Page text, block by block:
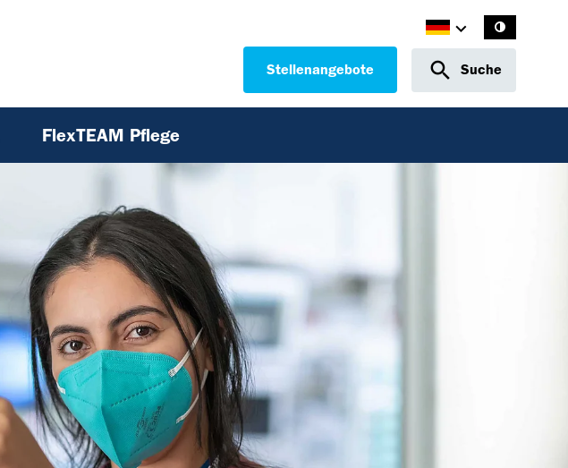
Stellenangebote Suche
FlexTEAM Pflege